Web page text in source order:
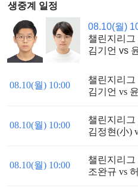
생중계 일정
08.10(월)
챌린지리
김기언 vs
08.10(월) 10:00
챌린지리그
김기언 vs
08.10(월) 10:00
챌린지리그
김정현(小)
08.10(월) 10:00
챌린지리그
조완규 vs